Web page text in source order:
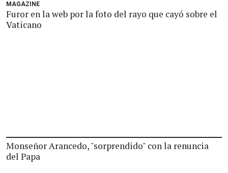
MAGAZINE
Furor en la web por la foto del rayo que cayó sobre el
Vaticano
Monseñor Arancedo, "sorprendido" con la renuncia
del Papa